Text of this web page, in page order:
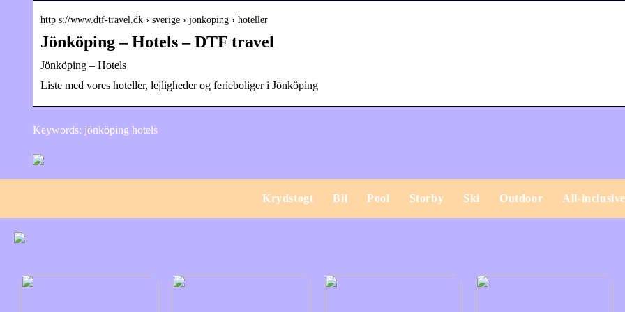
http s://www.dtf-travel.dk › sverige › jonkoping › hoteller
Jönköping – Hotels – DTF travel
Jönköping – Hotels
Liste med vores hoteller, lejligheder og ferieboliger i Jönköping
Keywords: jönköping hotels
Krydstogt Bil Pool Storby Ski Outdoor All-inclusive